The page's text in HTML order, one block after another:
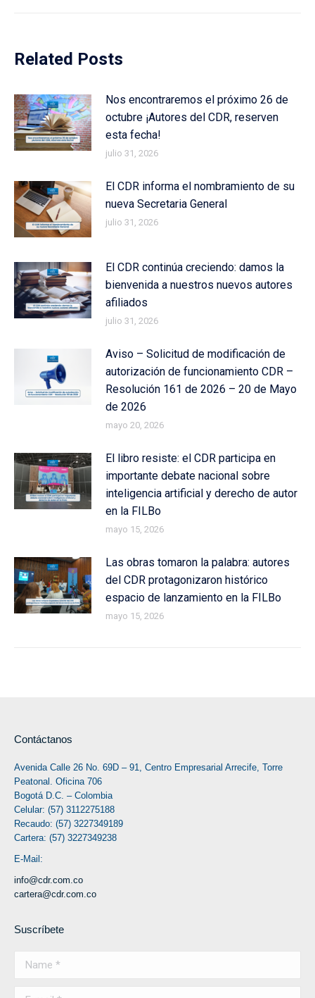
Related Posts
Nos encontraremos el próximo 26 de
octubre ¡Autores del CDR, reserven
esta fecha!
julio 31, 2026
El CDR informa el nombramiento de su
nueva Secretaria General
julio 31, 2026
El CDR continúa creciendo: damos la
bienvenida a nuestros nuevos autores
afiliados
julio 31, 2026
Aviso – Solicitud de modificación de
autorización de funcionamiento CDR –
Resolución 161 de 2026 – 20 de Mayo
de 2026
mayo 20, 2026
El libro resiste: el CDR participa en
importante debate nacional sobre
inteligencia artificial y derecho de autor
en la FILBo
mayo 15, 2026
Las obras tomaron la palabra: autores
del CDR protagonizaron histórico
espacio de lanzamiento en la FILBo
mayo 15, 2026
Contáctanos
Avenida Calle 26 No. 69D – 91, Centro Empresarial Arrecife, Torre
Peatonal. Oficina 706
Bogotá D.C. – Colombia
Celular: (57) 3112275188
Recaudo: (57) 3227349189
Cartera: (57) 3227349238
E-Mail:
info@cdr.com.co
cartera@cdr.com.co
Suscríbete